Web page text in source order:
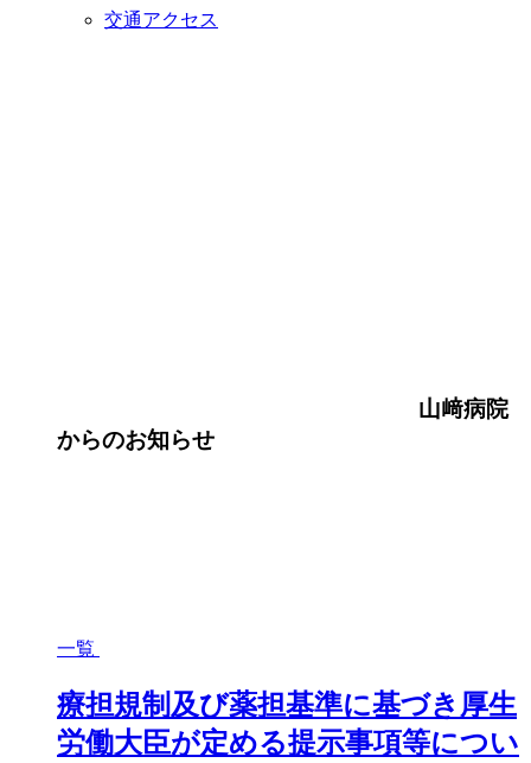
交通アクセス
山﨑病院
からのお知らせ
一覧
療担規制及び薬担基準に基づき厚生
労働大臣が定める提示事項等につい